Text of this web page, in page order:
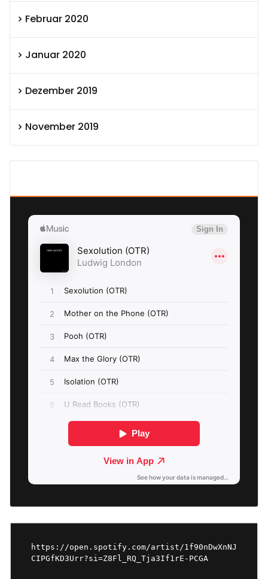
Februar 2020
Januar 2020
Dezember 2019
November 2019
https://open.spotify.com/artist/1f90nDwXnNJ
CIPGfKD3Urr?si=Z8Fl_RQ_Tja3If1rE-PCGA